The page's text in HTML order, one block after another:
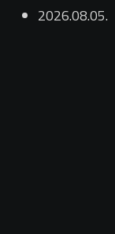
2026.08.05.